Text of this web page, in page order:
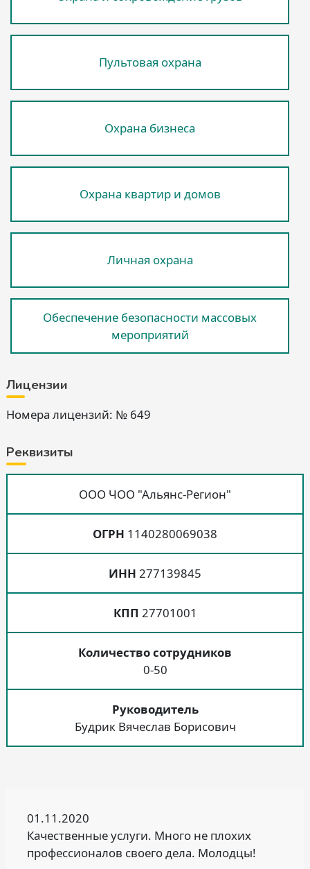
Пультовая охрана
Охрана бизнеса
Охрана квартир и домов
Личная охрана
Обеспечение безопасности массовых
мероприятий
Лицензии
Номера лицензий: № 649
Реквизиты
ООО ЧОО "Альянс-Регион"
ОГРН 1140280069038
ИНН 277139845
КПП 27701001
Количество сотрудников
0-50
Руководитель
Будрик Вячеслав Борисович
01.11.2020
Качественные услуги. Много не плохих
профессионалов своего дела. Молодцы!